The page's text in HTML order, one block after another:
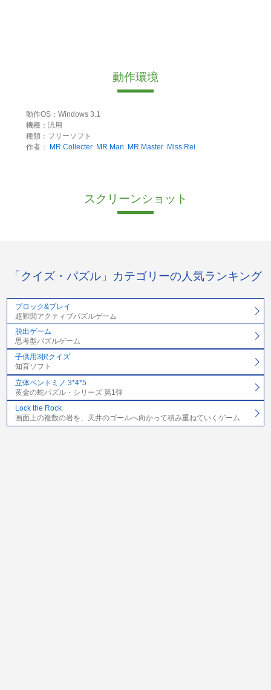
動作環境
動作OS：Windows 3.1
機種：汎用
種類：フリーソフト
作者：
MR.Collecter MR.Man MR.Master Miss.Rei
スクリーンショット
「クイズ・パズル」カテゴリーの人気ランキング
ブロック&プレイ
超難関アクティブパズルゲーム
脱出ゲーム
思考型パズルゲーム
子供用3択クイズ
知育ソフト
立体ペントミノ 3*4*5
黄金の蛇パズル・シリーズ 第1弾
Lock the Rock
画面上の複数の岩を、天井のゴールへ向かって積み重ねていくゲーム